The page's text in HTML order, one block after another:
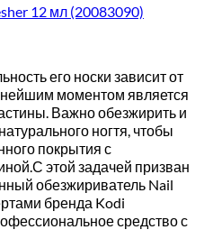
12 мл (20083090)
его носки зависит от
моментом является
Важно обезжирить и
ногтя, чтобы
покрытия с
этой задачей призван
обезжириватель Nail
бренда Kodi
средство с